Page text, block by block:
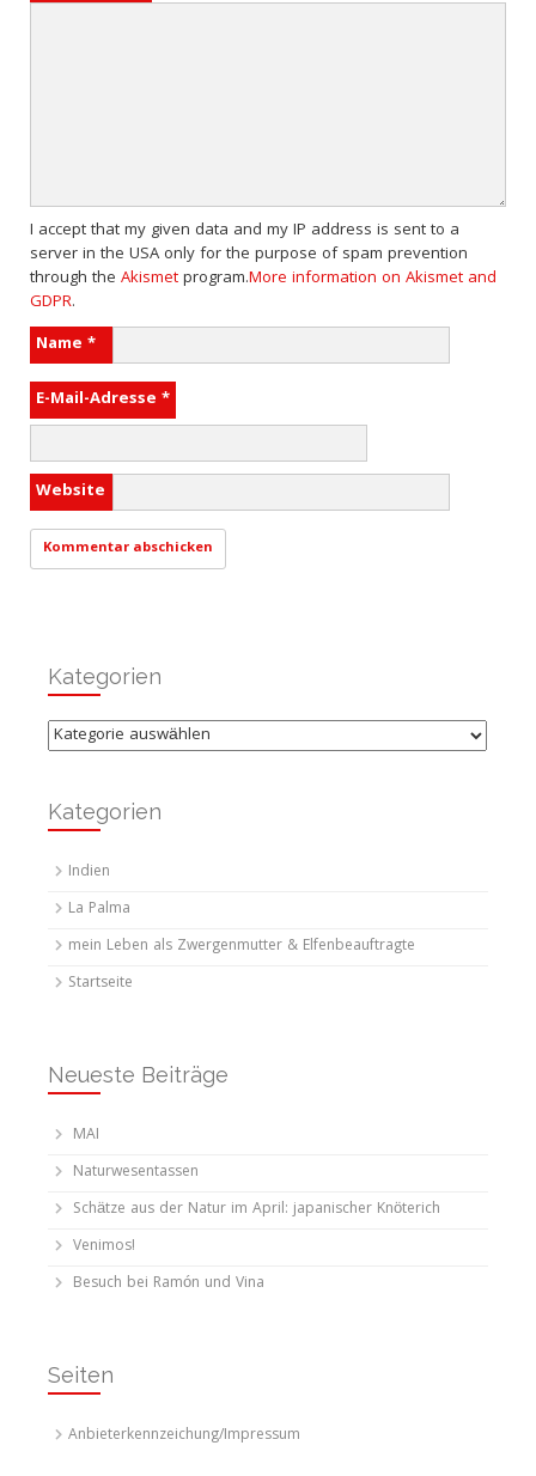
I accept that my given data and my IP address is sent to a
server in the USA only for the purpose of spam prevention
through the Akismetprogram.More information on Akismet and
GDPR.
Name *
E-Mail-Adresse *
Website
Kategorien
Kategorien
Kategorien
Indien
La Palma
mein Leben als Zwergenmutter & Elfenbeauftragte
Startseite
Neueste Beiträge
MAI
Naturwesentassen
Schätze aus der Natur im April: japanischer Knöterich
Venimos!
Besuch bei Ramón und Vina
Seiten
Anbieterkennzeichung/Impressum